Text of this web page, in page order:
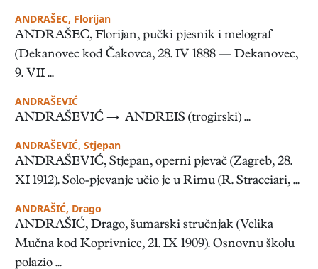
ANDRAŠEC, Florijan
ANDRAŠEC, Florijan, pučki pjesnik i melograf
(Dekanovec kod Čakovca, 28. IV 1888 — Dekanovec,
9. VII ...
ANDRAŠEVIĆ
ANDRAŠEVIĆ → ANDREIS (trogirski) ...
ANDRAŠEVIĆ, Stjepan
ANDRAŠEVIĆ, Stjepan, operni pjevač (Zagreb, 28.
XI 1912). Solo-pjevanje učio je u Rimu (R. Stracciari, ...
ANDRAŠIĆ, Drago
ANDRAŠIĆ, Drago, šumarski stručnjak (Velika
Mučna kod Koprivnice, 21. IX 1909). Osnovnu školu
polazio ...